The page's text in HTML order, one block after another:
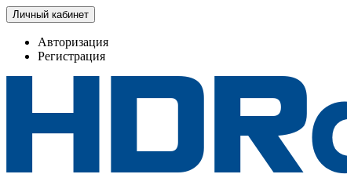
Личный кабинет
Авторизация
Регистрация